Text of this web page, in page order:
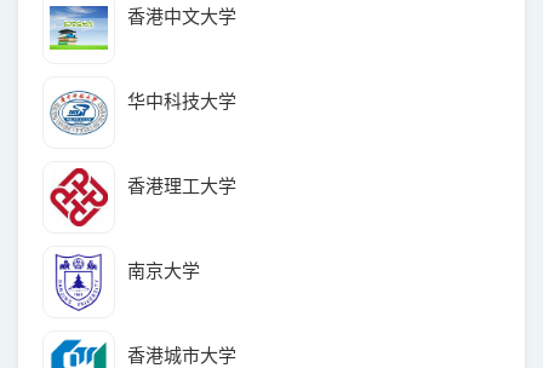
香港中文大学
华中科技大学
香港理工大学
南京大学
香港城市大学